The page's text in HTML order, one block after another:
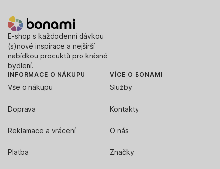
E-shop s každodenní dávkou
(s)nové inspirace a nejširší
nabídkou produktů pro krásné
bydlení.
INFORMACE O NÁKUPU
Vše o nákupu
Doprava
Reklamace a vrácení
Platba
VÍCE O BONAMI
Služby
Kontakty
O nás
Značky